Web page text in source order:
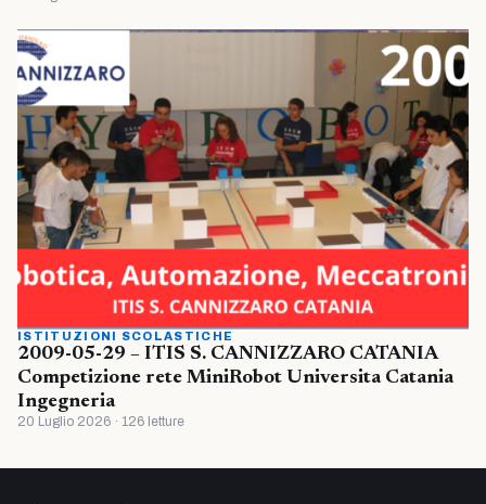
ISTITUZIONI SCOLASTICHE
2009-05-29 – ITIS S. CANNIZZARO CATANIA
Competizione rete MiniRobot Universita Catania
Ingegneria
20 Luglio 2026 · 126 letture